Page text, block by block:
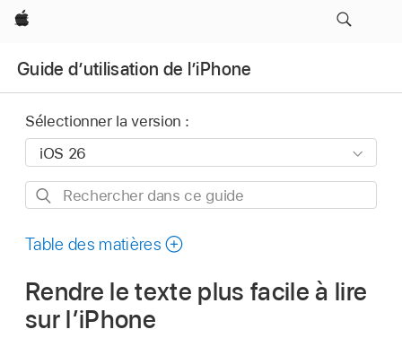
Apple
Guide d’utilisation de l’iPhone
Sélectionner la version :
Rechercher
ce
Table des matières
Rendre le texte plus facile à lire
sur l’iPhone